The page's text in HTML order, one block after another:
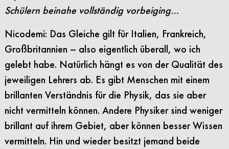
Schülern beinahe vollständig vorbeiging…
Nicodemi: Das Gleiche gilt für Italien, Frankreich,
Großbritannien – also eigentlich überall, wo ich
gelebt habe. Natürlich hängt es von der Qualität des
jeweiligen Lehrers ab. Es gibt Menschen mit einem
brillanten Verständnis für die Physik, das sie aber
nicht vermitteln können. Andere Physiker sind weniger
brillant auf ihrem Gebiet, aber können besser Wissen
vermitteln. Hin und wieder besitzt jemand beide